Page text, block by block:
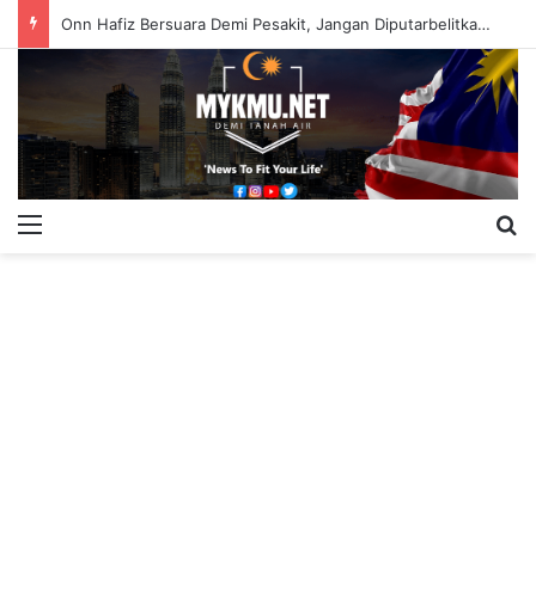
Onn Hafiz Bersuara Demi Pesakit, Jangan Diputarbelitkan – Hasrunizah